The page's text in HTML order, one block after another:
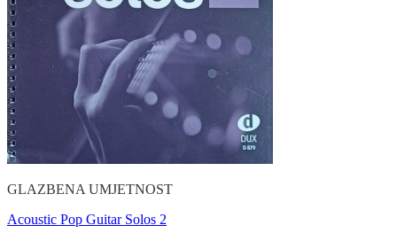
GLAZBENA UMJETNOST
Acoustic Pop Guitar Solos 2